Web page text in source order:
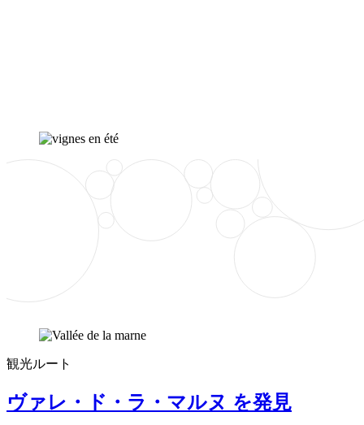
観光ルート
ヴァレ・ド・ラ・マルヌ を発見